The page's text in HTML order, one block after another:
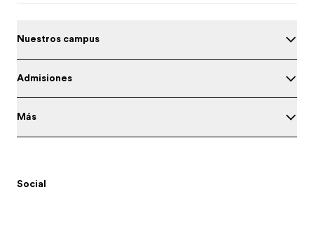
Nuestros campus
Admisiones
Más
Social